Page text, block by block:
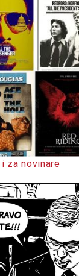
za novinare